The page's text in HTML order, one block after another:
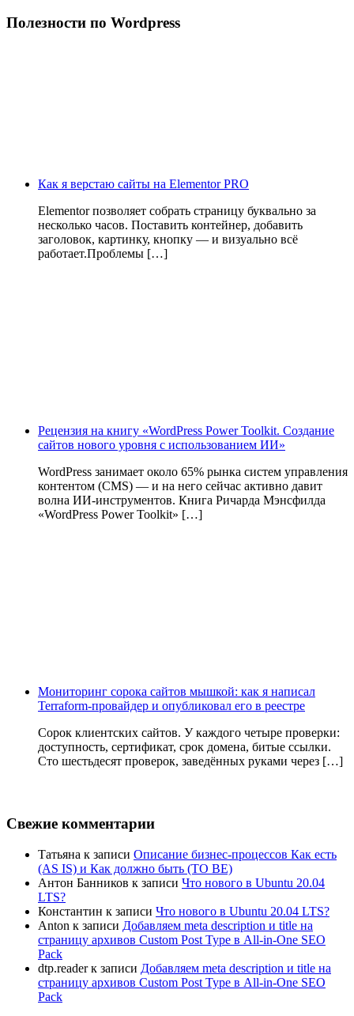
Полезности по Wordpress
Как я верстаю сайты на Elementor PRO
Elementor позволяет собрать страницу буквально за
несколько часов. Поставить контейнер, добавить
заголовок, картинку, кнопку — и визуально всё
работает.Проблемы […]
Рецензия на книгу «WordPress Power Toolkit. Создание
сайтов нового уровня с использованием ИИ»
WordPress занимает около 65% рынка систем управления
контентом (CMS) — и на него сейчас активно давит
волна ИИ‑инструментов. Книга Ричарда Мэнсфилда
«WordPress Power Toolkit» […]
Мониторинг сорока сайтов мышкой: как я написал
Terraform-провайдер и опубликовал его в реестре
Сорок клиентских сайтов. У каждого четыре проверки:
доступность, сертификат, срок домена, битые ссылки.
Сто шестьдесят проверок, заведённых руками через […]
Свежие комментарии
Татьяна к записи Описание бизнес-процессов Как есть
(AS IS) и Как должно быть (TO BE)
Антон Банников к записи Что нового в Ubuntu 20.04
LTS?
Константин к записи Что нового в Ubuntu 20.04 LTS?
Anton к записи Добавляем meta description и title на
страницу архивов Custom Post Type в All-in-One SEO
Pack
dtp.readerк записи Добавляем meta description и title на
страницу архивов Custom Post Type в All-in-One SEO
Pack